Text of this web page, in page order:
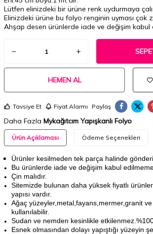
Lütfen elinizdeki bir ürüne renk uydurmaya
Elinizdeki ürüne bu folyo renginin uyması çok
Ahşap desen ürünlerde iade ve değişim kabul
HEMEN AL
Tavsiye Et Fiyat Alarmı Paylaş
Daha Fazla Mykağıtcım Yapışkanlı Folyo
Ürün Açıklaması Ödeme Seçenekleri
Ürünler kesilmeden tek parça halinde
Bu ürünlerde iade ve değişim kabul
Çin malıdır.
Sitemizde bulunan daha yüksek fiyatlı
yapısı vardır.
Ağaç yüzeyler,metal,fayans,mermer,granit
kullanılabilir.
Sudan ve nemden kesinlikle
Esnek olmasından dolayı yapıştığı yüzeyin